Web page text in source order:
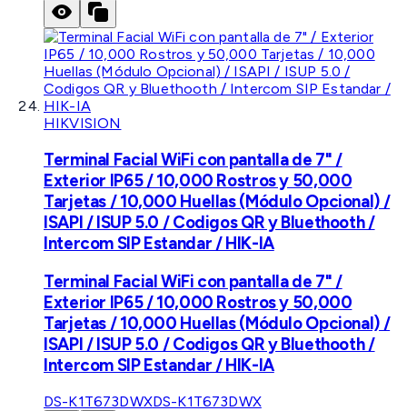
HIKVISION
Terminal Facial WiFi con pantalla de 7" /
Exterior IP65 / 10,000 Rostros y 50,000
Tarjetas / 10,000 Huellas (Módulo Opcional) /
ISAPI / ISUP 5.0 / Codigos QR y Bluethooth /
Intercom SIP Estandar / HIK-IA
Terminal Facial WiFi con pantalla de 7" /
Exterior IP65 / 10,000 Rostros y 50,000
Tarjetas / 10,000 Huellas (Módulo Opcional) /
ISAPI / ISUP 5.0 / Codigos QR y Bluethooth /
Intercom SIP Estandar / HIK-IA
DS-K1T673DWXDS-K1T673DWX